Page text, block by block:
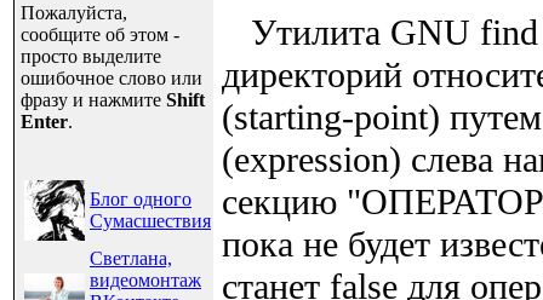
Пожалуйста,
сообщите об этом -
просто выделите
ошибочное слово или
фразу и нажмите Shift
Enter.
Блог одного
Сумасшествия
Светлана,
видеомонтаж
Утилита GNU find
директорий
(starting-point)
(expression) слева
секцию
пока не будет
станет false для